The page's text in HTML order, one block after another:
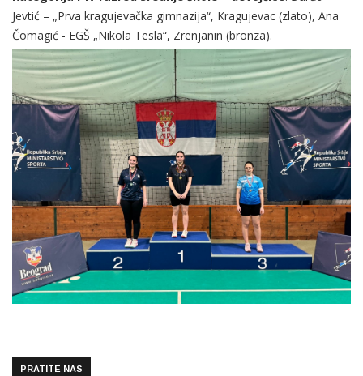
Jevtić – „Prva kragujevačka gimnazija“, Kragujevac (zlato), Ana
Čomagić - EGŠ „Nikola Tesla“, Zrenjanin (bronza).
PRATITE NAS